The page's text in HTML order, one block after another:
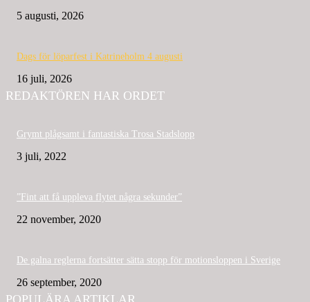
5 augusti, 2026
Dags för löparfest i Katrineholm 4 augusti
16 juli, 2026
REDAKTÖREN HAR ORDET
Grymt plågsamt i fantastiska Trosa Stadslopp
3 juli, 2022
”Fint att få uppleva flytet några sekunder”
22 november, 2020
De galna reglerna fortsätter sätta stopp för motionsloppen i Sverige
26 september, 2020